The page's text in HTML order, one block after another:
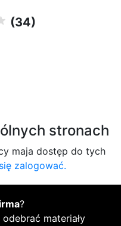
(34)
stronach
maja dostęp do tych
zalogować.
?
materiały